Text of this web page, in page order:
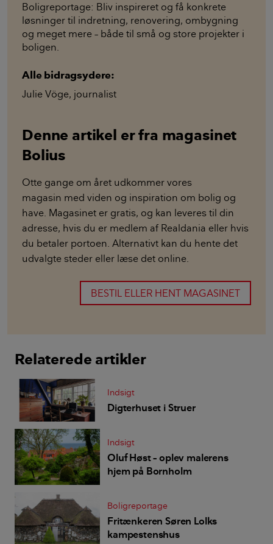
Boligreportage: Bliv inspireret og få konkrete
løsninger til indretning, renovering, ombygning
og meget mere – både til små og store projekter i
boligen.
Alle bidragsydere:
Julie Vöge, journalist
Denne artikel er fra magasinet
Bolius
Otte gange om året udkommer vores
magasin med viden og inspiration om bolig og
have. Magasinet er gratis, og kan leveres til din
adresse, hvis du er medlem af Realdania eller hvis
du betaler portoen. Alternativt kan du hente det
udvalgte steder eller læse det online.
BESTIL ELLER HENT MAGASINET
Relaterede artikler
Indsigt
Digterhuset i Struer
Indsigt
Oluf Høst – oplev malerens
hjem på Bornholm
Boligreportage
Fritænkeren Søren Lolks
kampestenshus